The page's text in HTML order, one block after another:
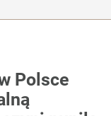
Polsce